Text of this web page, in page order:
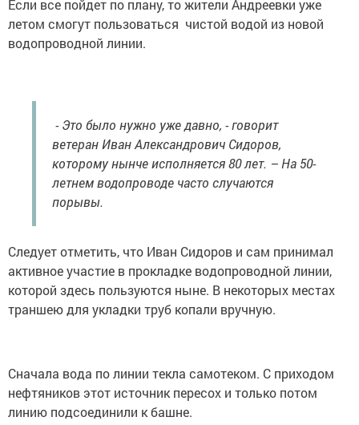
Если все пойдет по плану, то жители Андреевки уже
летом смогут пользоваться чистой водой из новой
водопроводной линии.
- Это было нужно уже давно, - говорит
ветеран Иван Александрович Сидоров,
которому нынче исполняется 80 лет. – На 50-
летнем водопроводе часто случаются
порывы.
Следует отметить, что Иван Сидоров и сам принимал
активное участие в прокладке водопроводной линии,
которой здесь пользуются ныне. В некоторых местах
траншею для укладки труб копали вручную.
Сначала вода по линии текла самотеком. С приходом
нефтяников этот источник пересох и только потом
линию подсоединили к башне.